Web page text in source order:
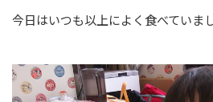
今日はいつも以上によく食べていま